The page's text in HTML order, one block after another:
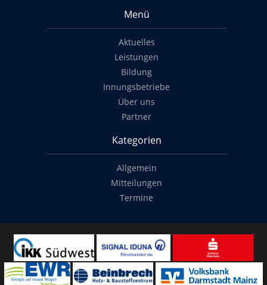
Menü
Aktuelles
Leistungen
Bildung
Innungsbetriebe
Über uns
Partner
Kategorien
Allgemein
Mitteilungen
Termine
© 2014-2022 Classymade GmbH. Alle Rechte vorbehalten.